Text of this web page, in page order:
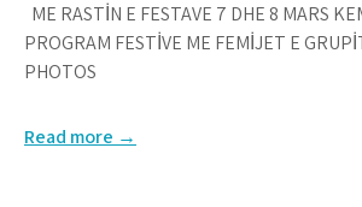
ME RASTİN E FESTAVE 7 DHE 8 MARS
PROGRAM FESTİVE ME FEMİJET E
PHOTOS
Read more →